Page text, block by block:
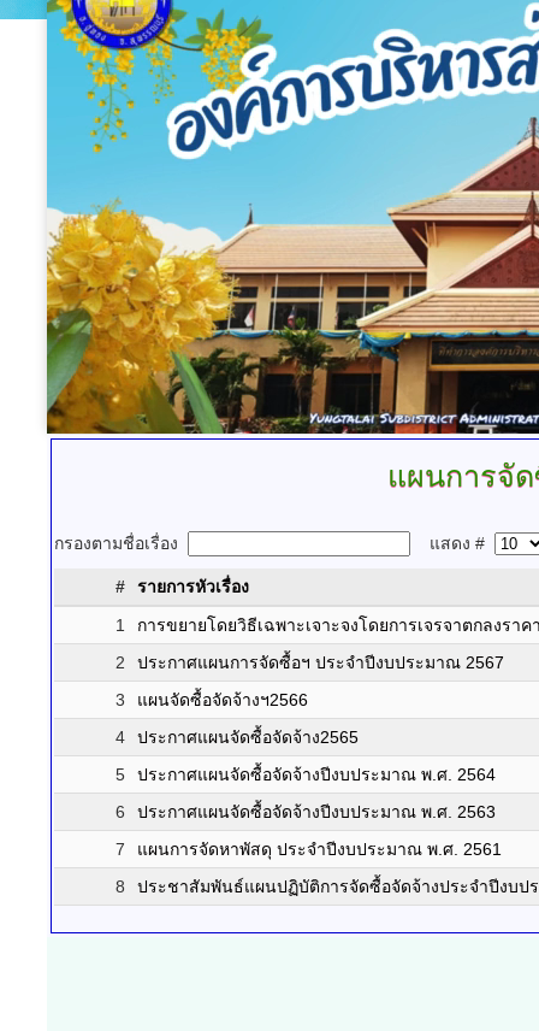
แผนการจั
กรองตามชื่อเรื่อง แสดง #
#
รายการหัวเรื่อง
1
การขยายโดยวิธีเฉพาะเจาะจงโดยการเจรจาตกลงร
2
ประกาศแผนการจัดซื้อฯ ประจำปีงบประมาณ 2567
3
แผนจัดซื้อจัดจ้างฯ2566
4
ประกาศแผนจัดซื้อจัดจ้าง2565
5
ประกาศแผนจัดซื้อจัดจ้างปีงบประมาณ พ.ศ. 2564
6
ประกาศแผนจัดซื้อจัดจ้างปีงบประมาณ พ.ศ. 2563
7
แผนการจัดหาพัสดุ ประจำปีงบประมาณ พ.ศ. 2561
8
ประชาสัมพันธ์แผนปฏิบัติการจัดซื้อจัดจ้างประจำปีงบป